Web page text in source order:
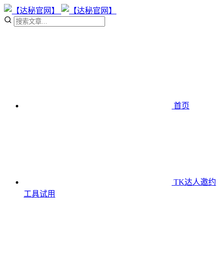
首页
TK达人邀约
工具试用